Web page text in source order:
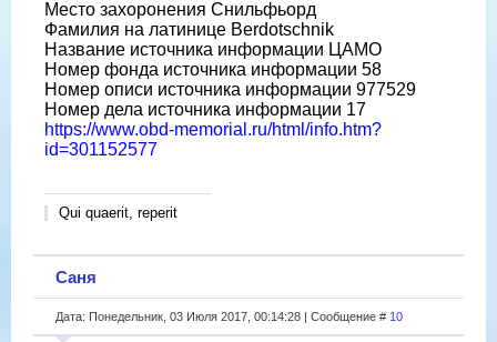
Место захоронения Снильфьорд
Фамилия на латинице Berdotschnik
Название источника информации ЦАМО
Номер фонда источника информации 58
Номер описи источника информации 977529
Номер дела источника информации 17
https://www.obd-memorial.ru/html/info.htm?
id=301152577
Qui quaerit, reperit
Саня
Дата: Понедельник, 03 Июля 2017, 00:14:28 | Сообщение # 10